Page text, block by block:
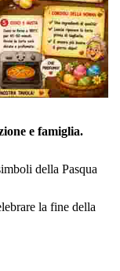
e famiglia.
della Pasqua
la fine della